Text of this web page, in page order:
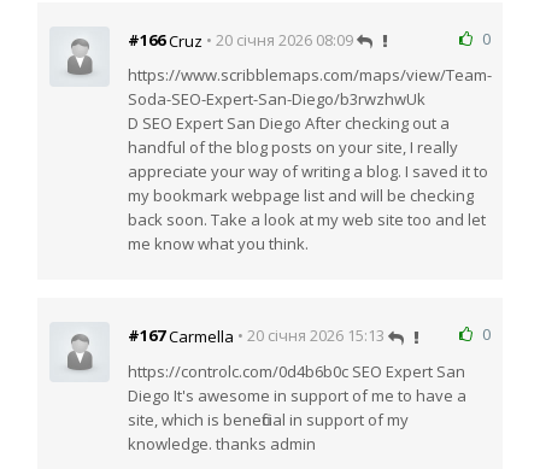
0
#166Cruz • 20 січня 2026 08:09
https://www.scribblemaps.com/maps/view/Team-
Soda-SEO-Expert-San-Diego/b3rwzhwUk
D SEO Expert San Diego After checking out a
handful of the blog posts on your site, I really
appreciate your way of writing a blog. I saved it to
my bookmark webpage list and will be checking
back soon. Take a look at my web site too and let
me know what you think.
0
#167Carmella • 20 січня 2026 15:13
https://controlc.com/0d4b6b0c SEO Expert San
Diego It's awesome in support of me to have a
site, which is beneficial in support of my
knowledge. thanks admin